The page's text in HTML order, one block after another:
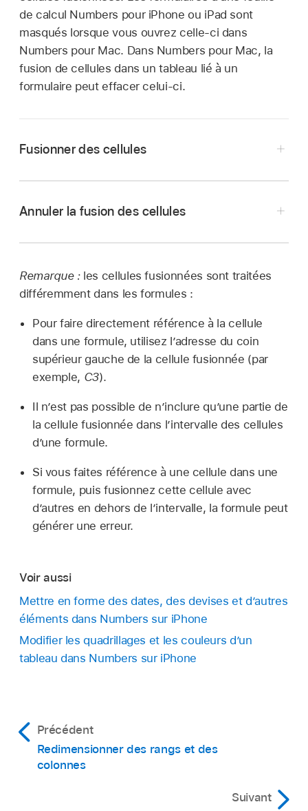
de calcul Numbers pour iPhone ou iPad sont
masqués lorsque vous ouvrez celle-ci dans
Numbers pour Mac. Dans Numbers pour Mac, la
fusion de cellules dans un tableau lié à un
formulaire peut effacer celui-ci.
Fusionner des cellules
au moins deux cellules adjacentes.
Touchez
dans le coin inférieur droit de
cellules ».
s’affiche pas, il est possible que vous ayez
sélectionné des colonnes ou des rangs entiers,
ou bien une cellule d’en-tête et une cellule de
corps qui ne peuvent pas être fusionnées,
l’autre.
Si, avant la fusion, seulement une des cellules
contient des données, la cellule fusionnée
finale conserve le contenu et le formatage de
conservé, mais les cellules comportant un
format de données spécifique, comme des
nombres, des devises ou des dates, sont
converties au format texte.
remplissage.
Si vous avez utilisé un formulaire pour entrer
pas fusionner les cellules de celui-ci.
Annuler la fusion des cellules
cellule.
l’écran, puis touchez « Ne plus fusionner les
cellules ».
Le contenu et la mise en forme des cellules qui
première cellule scindée.
Remarque : les cellules fusionnées sont traitées
différemment dans les formules :
Pour faire directement référence à la cellule
dans une formule, utilisez l’adresse du coin
supérieur gauche de la cellule fusionnée (par
exemple, C3).
Il n’est pas possible de n’inclure qu’une partie de
la cellule fusionnée dans l’intervalle des cellules
d’une formule.
Si vous faites référence à une cellule dans une
formule, puis fusionnez cette cellule avec
d’autres en dehors de l’intervalle, la formule peut
générer une erreur.
Voir aussi
Mettre en forme des dates, des devises et d’autres
éléments dans Numbers sur iPhone
Modifier les quadrillages et les couleurs d’un
tableau dans Numbers sur iPhone
Précédent
Redimensionner des rangs et des
colonnes
Suivant